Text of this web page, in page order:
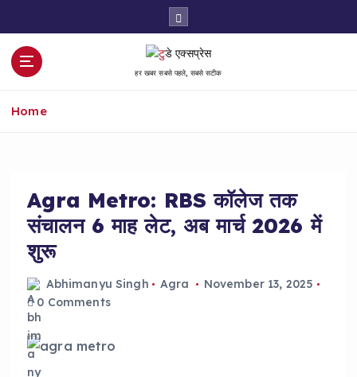
हर खबर सबसे पहले, सबसे सटीक
Home
Agra Metro: RBS कॉलेज तक
संचालन 6 माह लेट, अब मार्च 2026 में
शुरू
Abhimanyu Singh Agra
November 13, 2025
0 Comments